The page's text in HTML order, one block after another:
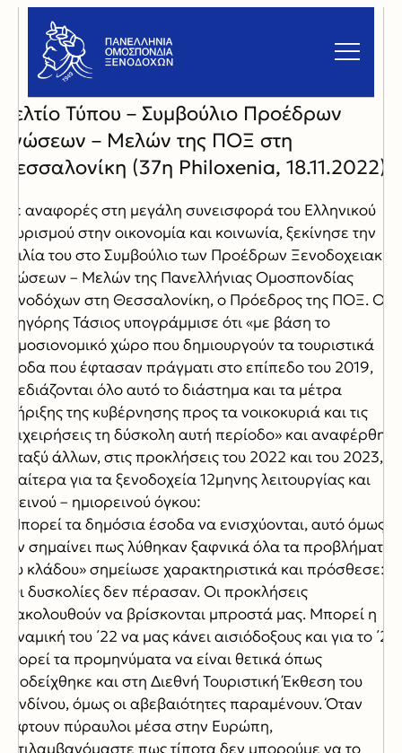
Δελτίο Τύπου – Συμβούλιο Προέδρων
Ενώσεων – Μελών της ΠΟΞ στη
Θεσσαλονίκη (37η Philoxenia, 18.11.2022)
Με αναφορές στη μεγάλη συνεισφορά του Ελληνικού
Τουρισμού στην οικονομία και κοινωνία, ξεκίνησε την
ομιλία του στο Συμβούλιο των Προέδρων Ξενοδοχειακών
Ενώσεων – Μελών της Πανελλήνιας Ομοσπονδίας
Ξενοδόχων στη Θεσσαλονίκη, ο Πρόεδρος της ΠΟΞ. Ο κ.
Γρηγόρης Τάσιος υπογράμμισε ότι «με βάση το
δημοσιονομικό χώρο που δημιουργούν τα τουριστικά
έσοδα που έφτασαν πράγματι στο επίπεδο του 2019,
σχεδιάζονται όλο αυτό το διάστημα και τα μέτρα
στήριξης της κυβέρνησης προς τα νοικοκυριά και τις
επιχειρήσεις τη δύσκολη αυτή περίοδο» και αναφέρθηκε
μεταξύ άλλων, στις προκλήσεις του 2022 και του 2023,
ιδιαίτερα για τα ξενοδοχεία 12μηνης λειτουργίας και
ορεινού – ημιορεινού όγκου:
«Μπορεί τα δημόσια έσοδα να ενισχύονται, αυτό όμως
δεν σημαίνει πως λύθηκαν ξαφνικά όλα τα προβλήματα
του κλάδου» σημείωσε χαρακτηριστικά και πρόσθεσε:
«Οι δυσκολίες δεν πέρασαν. Οι προκλήσεις
εξακολουθούν να βρίσκονται μπροστά μας. Μπορεί η
δυναμική του ΄22 να μας κάνει αισιόδοξους και για το ΄23,
μπορεί τα προμηνύματα να είναι θετικά όπως
αποδείχθηκε και στη Διεθνή Τουριστική Έκθεση του
Λονδίνου, όμως οι αβεβαιότητες παραμένουν. Όταν
πέφτουν πύραυλοι μέσα στην Ευρώπη,
αντιλαμβανόμαστε πως τίποτα δεν μπορούμε να το